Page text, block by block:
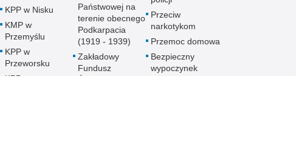
KPP w Nisku
KMP w
Przemyślu
KPP w
Przeworsku
KPP w
Państwowej na
terenie obecnego
Podkarpacia
(1919 - 1939)
Zakładowy
Fundusz
Przeciw
narkotykom
Przemoc domowa
Bezpieczny
wypoczynek